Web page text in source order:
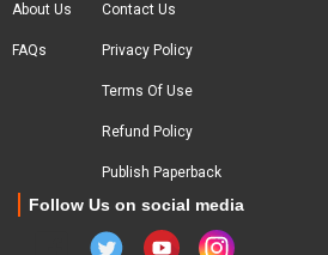
About Us
FAQs
Contact Us
Privacy Policy
Terms Of Use
Refund Policy
Publish Paperback
Follow Us on social media